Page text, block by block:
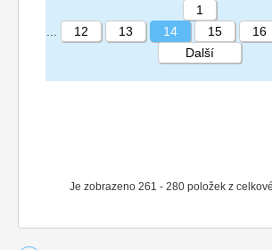
STRÁNKA 14 26
Je zobrazeno 261 - 280 položek z
1
12 13 14 15 16
Další